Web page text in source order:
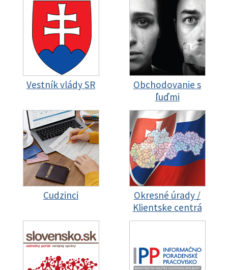
Vestník vlády SR
Obchodovanie s
ľuďmi
Cudzinci
Okresné úrady /
Klientske centrá